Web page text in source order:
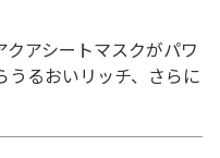
アシートマスクがパワ
うるおいリッチ、さらに